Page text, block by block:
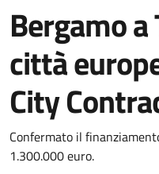
Bergamo
città
City
Confermato il
1.300.000 euro.